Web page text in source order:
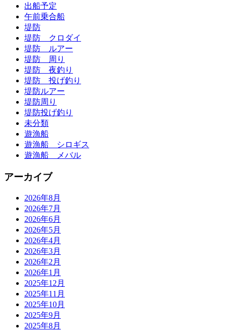
出船予定
午前乗合船
堤防
堤防 クロダイ
堤防 ルアー
堤防 周り
堤防 夜釣り
堤防 投げ釣り
堤防ルアー
堤防周り
堤防投げ釣り
未分類
遊漁船
遊漁船 シロギス
遊漁船 メバル
アーカイブ
2026年8月
2026年7月
2026年6月
2026年5月
2026年4月
2026年3月
2026年2月
2026年1月
2025年12月
2025年11月
2025年10月
2025年9月
2025年8月